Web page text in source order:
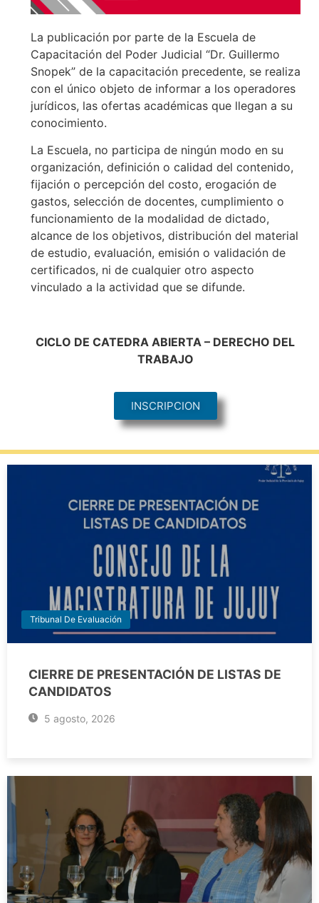
La publicación por parte de la Escuela de
Capacitación del Poder Judicial “Dr. Guillermo
Snopek” de la capacitación precedente, se realiza
con el único objeto de informar a los operadores
jurídicos, las ofertas académicas que llegan a su
conocimiento.
La Escuela, no participa de ningún modo en su
organización, definición o calidad del contenido,
fijación o percepción del costo, erogación de
gastos, selección de docentes, cumplimiento o
funcionamiento de la modalidad de dictado,
alcance de los objetivos, distribución del material
de estudio, evaluación, emisión o validación de
certificados, ni de cualquier otro aspecto
vinculado a la actividad que se difunde.
CICLO DE CATEDRA ABIERTA – DERECHO DEL
TRABAJO
INSCRIPCION
Tribunal De Evaluación
CIERRE DE PRESENTACIÓN DE LISTAS DE
CANDIDATOS
5 agosto, 2026